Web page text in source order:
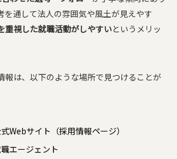
を通して法人の雰囲気や風土が見えやす
重視した就職活動がしやすいというメリッ
報は、以下のような場所で見つけることが
Webサイト（採用情報ページ）
エージェント